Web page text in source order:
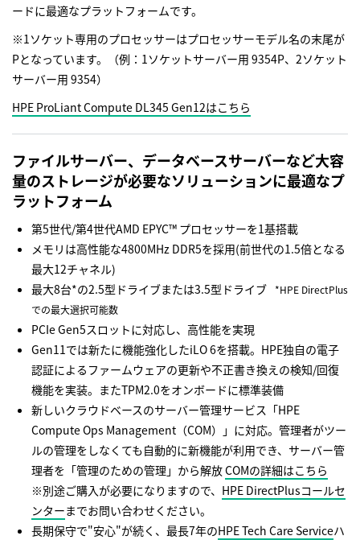
ードに最適なプラットフォームです。
※1ソケット専用のプロセッサーはプロセッサーモデル名の末尾が
Pとなっています。（例：1ソケットサーバー用 9354P、2ソケット
サーバー用 9354）
HPE ProLiant Compute DL345 Gen12はこちら
ファイルサーバー、データベースサーバーなど大容
量のストレージが必要なソリューションに最適なプ
ラットフォーム
第5世代/第4世代AMD EPYC™ プロセッサーを1基搭載
メモリは高性能な4800MHz DDR5を採用(前世代の1.5倍となる
最大12チャネル)
最大8台*の2.5型ドライブまたは3.5型ドライブ
*HPE DirectPlus
での最大選択可能数
PCIe Gen5スロットに対応し、高性能を実現
Gen11では新たに機能強化したiLO 6を搭載。HPE独自の電子
認証によるファームウェアの更新や不正書き換えの検知/回復
機能を実装。またTPM2.0をオンボードに標準装備
新しいクラウドベースのサーバー管理サービス「HPE
Compute Ops Management（COM）」に対応。管理者がツー
ルの管理をしなくても自動的に新機能が利用でき、サーバー管
理者を「管理のための管理」から解放COMの詳細はこちら
※別途ご購入が必要になりますので、 HPE DirectPlusコールセ
ンターまでお問い合わせください。
長期保守で"安心"が続く、最長7年のHPE Tech Care Serviceハ